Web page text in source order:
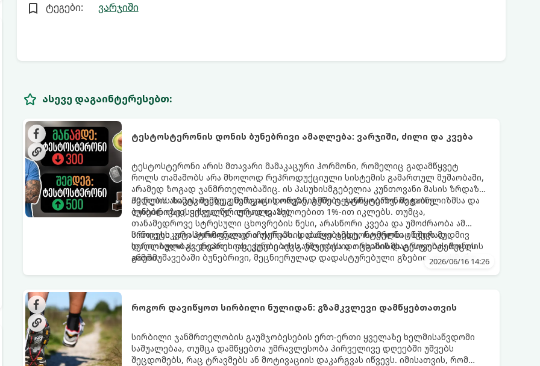
ტეგები: ვარჯიში
ასევე დაგაინტერესებთ:
ტესტოსტერონის დონის ბუნებრივი ამაღლება: ვარჯიში, ძილი და კვება
ტესტოსტერონი არის მთავარი მამაკაცური ჰორმონი, რომელიც გადამწყვეტ
როლს თამაშობს არა მხოლოდ რეპროდუქციული სისტემის გამართულ მუშაობაში,
არამედ ზოგად ჯანმრთელობაშიც. ის პასუხისმგებელია კუნთოვანი მასის ზრდაზე,
ძვლების სიმტკიცეზე, ენერგიის დონეზე, გუნება-განწყობაზე, მეტაბოლიზმსა და
ლიბიდოზე (სექსუალურ ლტოლვაზე).
30 წლის ასაკის შემდეგ მამაკაცის ორგანიზმში ტესტოსტერონის დონე
ბუნებრივად, ყოველწლიურად დაახლოებით 1%-ით იკლებს. თუმცა,
თანამედროვე სტრესული ცხოვრების წესი, არასწორი კვება და უმოძრაობა ამ
პროცესს კატასტროფულად აჩქარებს. დაბალი ტესტოსტერონი იწვევს მუდმივ
დაღლილობას, დეპრესიას, კუნთების განლევასა და ცხიმის დაგროვებას მუცლის
არეში.
სინთეტიკური ჰორმონალური თერაპიის დაწყებამდე, რომელსაც ხშირად
სერიოზული გვერდითი ეფექტები აქვს, უმჯობესია ორგანიზმს ტესტოსტერონის
გამომუშავებაში ბუნებრივი, მეცნიერულად დადასტურებული გზებით დაეხმაროთ.
2026/06/16 14:26
როგორ დავიწყოთ სირბილი ნულიდან: გზამკვლევი დამწყებთათვის
სირბილი ჯანმრთელობის გაუმჯობესების ერთ-ერთი ყველაზე ხელმისაწვდომი
საშუალებაა, თუმცა დამწყებთა უმრავლესობა პირველივე დღეებში უშვებს
შეცდომებს, რაც ტრავმებს ან მოტივაციის დაკარგვას იწვევს. იმისათვის, რომ